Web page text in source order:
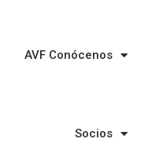
AVF Conócenos
Socios